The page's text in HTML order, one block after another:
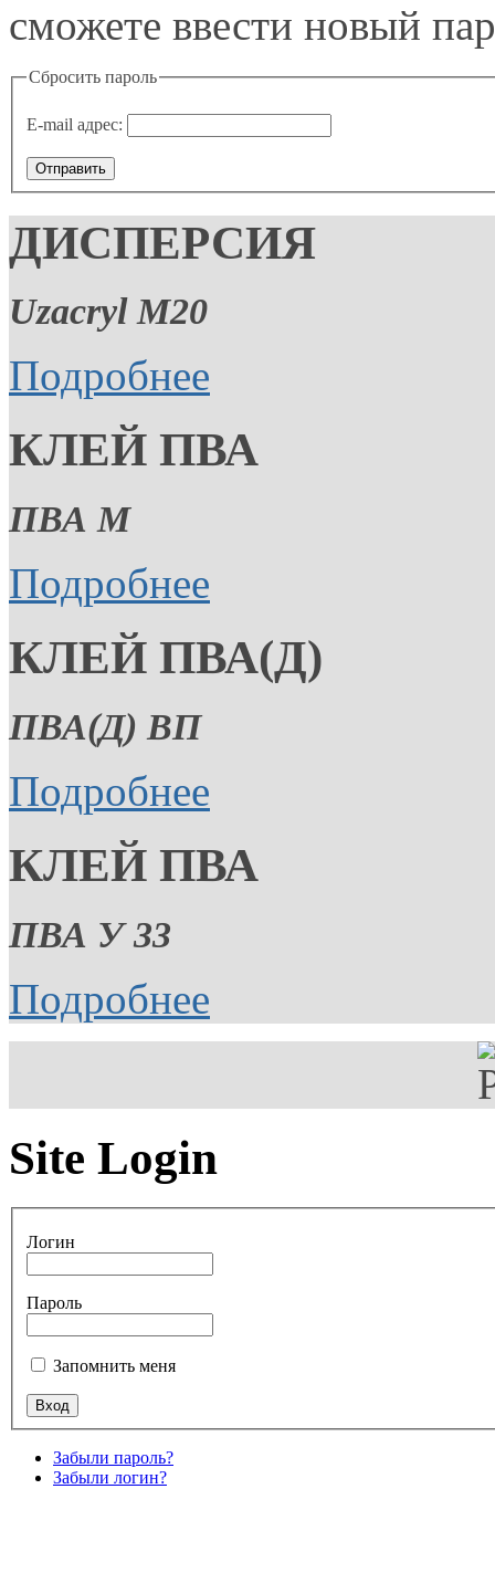
сможете ввести новый
Сбросить пароль
E-mail адрес:
Отправить
ДИСПЕРСИЯ
Uzacryl M20
Подробнее
КЛЕЙ ПВА
ПВА М
Подробнее
КЛЕЙ ПВА(Д)
ПВА(Д) ВП
Подробнее
КЛЕЙ ПВА
ПВА У 33
Подробнее
Site Login
Логин
Пароль
Запомнить меня
Забыли пароль?
Забыли логин?